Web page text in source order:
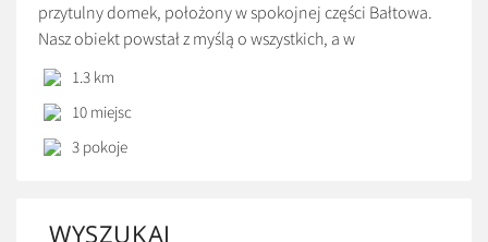
przytulny domek, położony w spokojnej części Bałtowa.
Nasz obiekt powstał z myślą o wszystkich, a w
szczególności o rodzinach z dziećmi. Dlatego w trosce o
bezpieczeństwo, zdrowie oraz atrakcje dla najmłodszych
proponujemy szereg udogodnień i rozwiązań. Jest to
doskonałe miejsce do wypoczynku i relaksu. Na parterze
1.3 km
10 miejsc
3 pokoje
WYSZUKAJ